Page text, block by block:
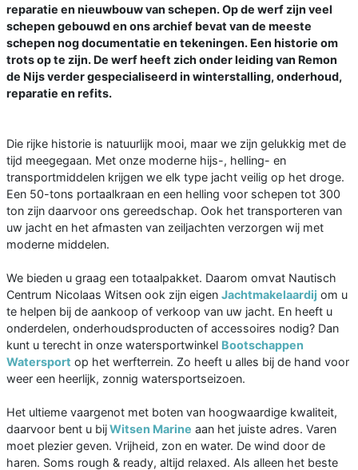
reparatie en nieuwbouw van schepen. Op de werf zijn veel
schepen gebouwd en ons archief bevat van de meeste
schepen nog documentatie en tekeningen. Een historie om
trots op te zijn. De werf heeft zich onder leiding van Remon
de Nijs verder gespecialiseerd in winterstalling, onderhoud,
reparatie en refits.
Die rijke historie is natuurlijk mooi, maar we zijn gelukkig met de
tijd meegegaan. Met onze moderne hijs-, helling- en
transportmiddelen krijgen we elk type jacht veilig op het droge.
Een 50-tons portaalkraan en een helling voor schepen tot 300
ton zijn daarvoor ons gereedschap. Ook het transporteren van
uw jacht en het afmasten van zeiljachten verzorgen wij met
moderne middelen.
We bieden u graag een totaalpakket. Daarom omvat Nautisch
Centrum Nicolaas Witsen ook zijn eigen Jachtmakelaardij om u
te helpen bij de aankoop of verkoop van uw jacht. En heeft u
onderdelen, onderhoudsproducten of accessoires nodig? Dan
kunt u terecht in onze watersportwinkel Bootschappen
Watersport op het werfterrein. Zo heeft u alles bij de hand voor
weer een heerlijk, zonnig watersportseizoen.
Het ultieme vaargenot met boten van hoogwaardige kwaliteit,
daarvoor bent u bijWitsen Marine aan het juiste adres. Varen
moet plezier geven. Vrijheid, zon en water. De wind door de
haren. Soms rough & ready, altijd relaxed. Als alleen het beste